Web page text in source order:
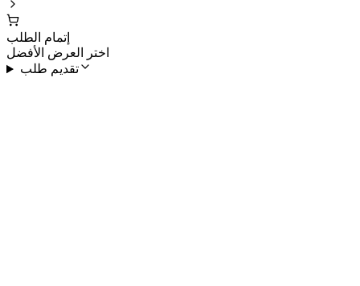
إتمام الطلب
اختر العرض الأفضل
تقديم طلب